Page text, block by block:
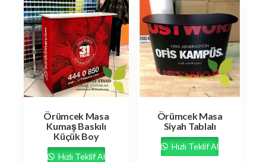
Örümcek Masa
Kumaş Baskılı
Küçük Boy
Hızlı Teklif Al
Örümcek Masa
Siyah Tablalı
Hızlı Teklif Al